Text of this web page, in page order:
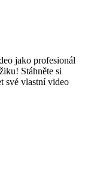
jako profesionál
Stáhněte si
své vlastní video